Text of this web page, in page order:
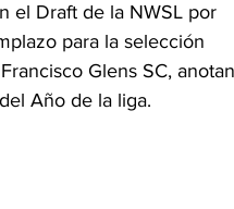
el Draft de la NWSL por
para la selección
Glens SC,
Año de la liga.